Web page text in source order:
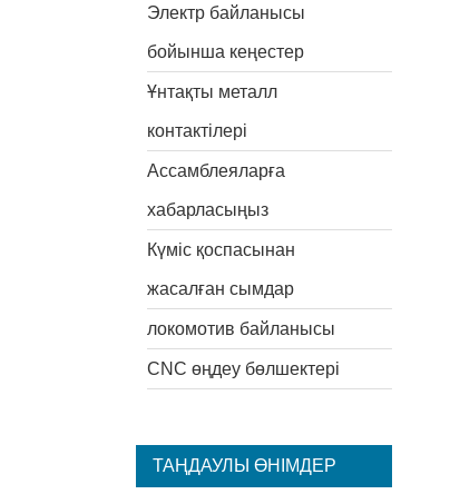
Электр байланысы
бойынша кеңестер
Ұнтақты металл
контактілері
Ассамблеяларға
хабарласыңыз
Күміс қоспасынан
жасалған сымдар
локомотив байланысы
CNC өңдеу бөлшектері
ТАҢДАУЛЫ ӨНІМДЕР